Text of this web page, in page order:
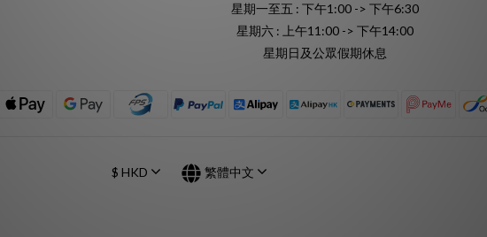
星期一至五 : 下午1:00 -> 下午6:30
星期六 : 上午11:00 -> 下午14:00
星期日及公眾假期休息
$ HKD 繁體中文